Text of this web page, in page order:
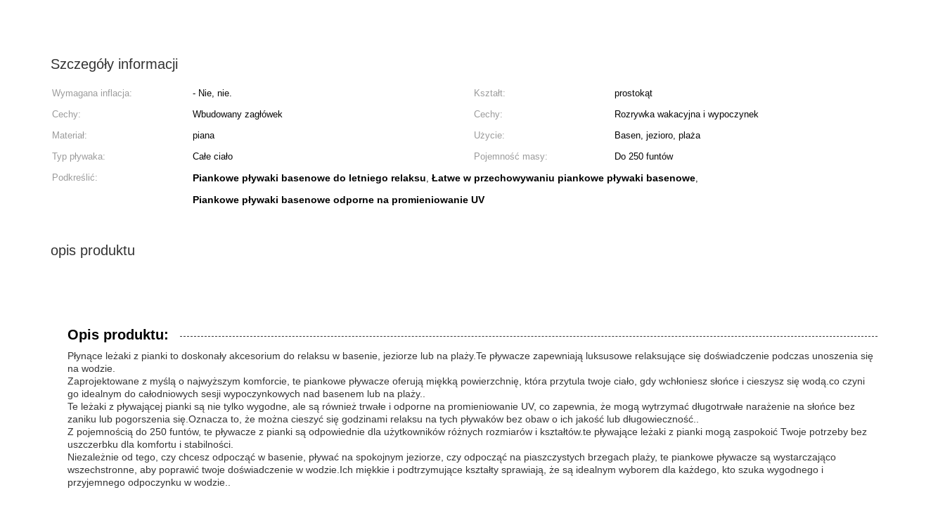
Szczegóły informacji
Wymagana inflacja: - Nie, nie. Kształt:
prostokąt
Cechy:
Wbudowany zagłówek Cechy:
Rozrywka wakacyjna i wypoczynek
Materiał:
piana Użycie:
Basen, jezioro, plaża
Typ pływaka:
Całe ciało Pojemność masy:
Do 250 funtów
Podkreślić:
Piankowe pływaki basenowe do letniego relaksu, Łatwe w przechowywaniu piankowe pływaki basenowe,
Piankowe pływaki basenowe odporne na promieniowanie UV
opis produktu
Opis produktu:
Płynące leżaki z pianki to doskonały akcesorium do relaksu w basenie, jeziorze lub na plaży.Te pływacze zapewniają luksusowe relaksujące się doświadczenie podczas unoszenia się
na wodzie.
Zaprojektowane z myślą o najwyższym komforcie, te piankowe pływacze oferują miękką powierzchnię, która przytula twoje ciało, gdy wchłoniesz słońce i cieszysz się wodą.co czyni
go idealnym do całodniowych sesji wypoczynkowych nad basenem lub na plaży..
Te leżaki z pływającej pianki są nie tylko wygodne, ale są również trwałe i odporne na promieniowanie UV, co zapewnia, że mogą wytrzymać długotrwałe narażenie na słońce bez
zaniku lub pogorszenia się.Oznacza to, że można cieszyć się godzinami relaksu na tych pływaków bez obaw o ich jakość lub długowieczność..
Z pojemnością do 250 funtów, te pływacze z pianki są odpowiednie dla użytkowników różnych rozmiarów i kształtów.te pływające leżaki z pianki mogą zaspokoić Twoje potrzeby bez
uszczerbku dla komfortu i stabilności.
Niezależnie od tego, czy chcesz odpocząć w basenie, pływać na spokojnym jeziorze, czy odpocząć na piaszczystych brzegach plaży, te piankowe pływacze są wystarczająco
wszechstronne, aby poprawić twoje doświadczenie w wodzie.Ich miękkie i podtrzymujące kształty sprawiają, że są idealnym wyborem dla każdego, kto szuka wygodnego i
przyjemnego odpoczynku w wodzie..